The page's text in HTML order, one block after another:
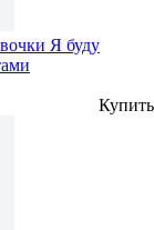
Я буду
Купить